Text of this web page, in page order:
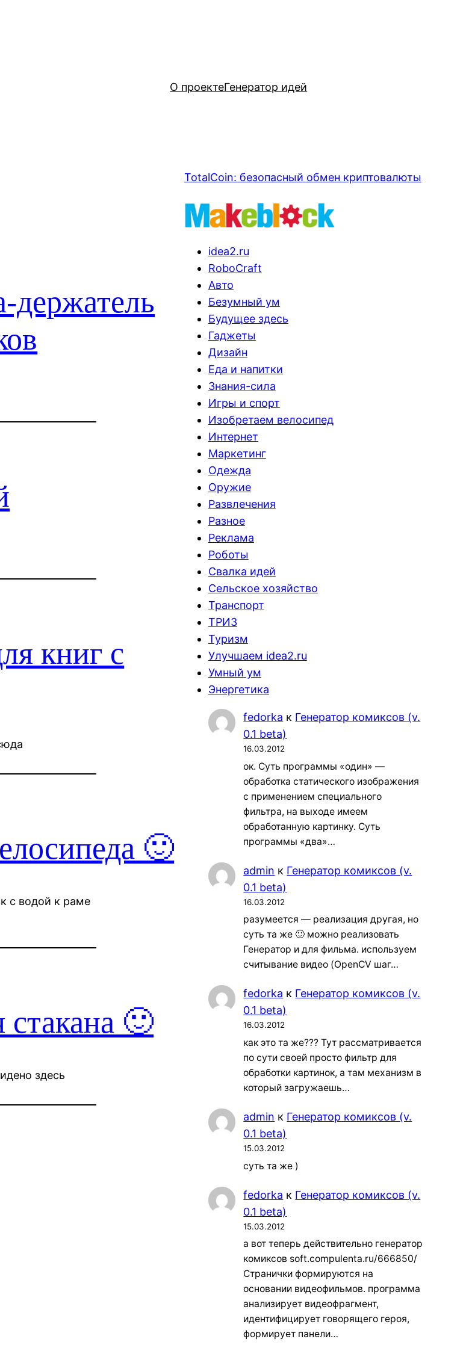
О проектеГенератор идей
книг с
🙂
с водой к раме
🙂
здесь
TotalCoin: безопасный обмен криптовалюты
idea2.ru
RoboCraft
Авто
Безумный ум
Будущее здесь
Гаджеты
Дизайн
Еда и напитки
Знания-сила
Игры и спорт
Изобретаем велосипед
Интернет
Маркетинг
Одежда
Оружие
Развлечения
Разное
Реклама
Роботы
Свалка идей
Сельское хозяйство
Транспорт
ТРИЗ
Туризм
Улучшаем idea2.ru
Умный ум
Энергетика
fedorka к Генератор комиксов (v.
0.1 beta)
16.03.2012
ок. Суть программы «один» —
обработка статического изображения
с применением специального
фильтра, на выходе имеем
обработанную картинку. Суть
программы «два»…
admin к Генератор комиксов (v.
0.1 beta)
16.03.2012
разумеется — реализация другая, но
суть та же 🙂 можно реализовать
Генератор и для фильма. используем
считывание видео (OpenCV шаг…
fedorka к Генератор комиксов (v.
0.1 beta)
16.03.2012
как это та же??? Тут рассматривается
по сути своей просто фильтр для
обработки картинок, а там механизм в
который загружаешь…
admin к Генератор комиксов (v.
0.1 beta)
15.03.2012
суть та же )
fedorka к Генератор комиксов (v.
0.1 beta)
15.03.2012
а вот теперь действительно генератор
комиксов soft.compulenta.ru/666850/
Странички формируются на
основании видеофильмов. программа
анализирует видеофрагмент,
идентифицирует говорящего героя,
формирует панели…